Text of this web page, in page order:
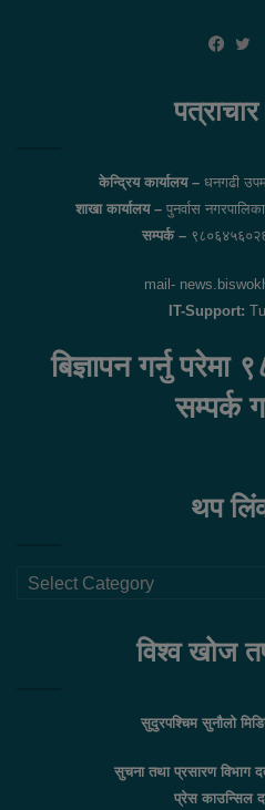
पत्राचार
केन्द्रिय कार्यालय –धनगढी
शाखा कार्यालय – पुनर्वास
सम्पर्क –
mail-
IT-Support:
बिज्ञापन गर्नु
सम्पर्क
थप
थप
विश्व खोज
सुदुरपश्चिम सुनौलो
सुचना तथा प्रसारण विभाग
प्रेस काउन्सिल